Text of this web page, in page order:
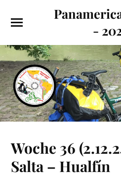
-
Woche 36
Salta – Hualfín